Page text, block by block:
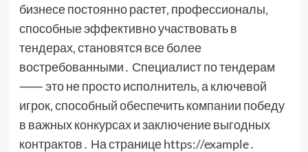
бизнесе постоянно растет‚ профессионалы‚
способные эффективно участвовать в
тендерах‚ становятся все более
востребованными․ Специалист по тендерам
⸺ это не просто исполнитель‚ а ключевой
игрок‚ способный обеспечить компании победу
в важных конкурсах и заключение выгодных
контрактов․ На странице https://example․